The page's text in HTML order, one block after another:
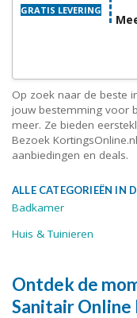
GRATIS LEVERING
Op zoek naar de beste
jouw bestemming voor
meer. Ze bieden
Bezoek
aanbiedingen en deals.
ALLE CATEGORIEËN IN
Badkamer
Huis & Tuinieren
Ontdek de
Sanitair Online